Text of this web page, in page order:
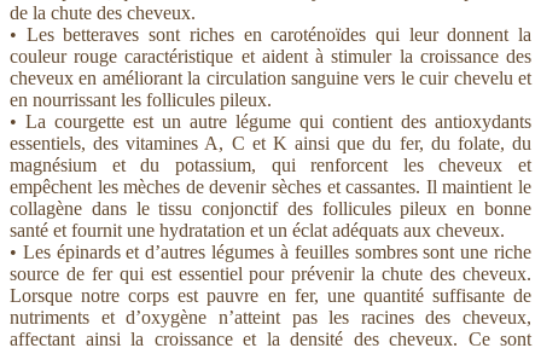
de la chute des cheveux.
• Les betteraves sont riches en caroténoïdes qui leur donnent la
couleur rouge caractéristique et aident à stimuler la croissance des
cheveux en améliorant la circulation sanguine vers le cuir chevelu et
en nourrissant les follicules pileux.
• La courgette est un autre légume qui contient des antioxydants
essentiels, des vitamines A, C et K ainsi que du fer, du folate, du
magnésium et du potassium, qui renforcent les cheveux et
empêchent les mèches de devenir sèches et cassantes. Il maintient le
collagène dans le tissu conjonctif des follicules pileux en bonne
santé et fournit une hydratation et un éclat adéquats aux cheveux.
• Les épinards et d’autres légumes à feuilles sombres sont une riche
source de fer qui est essentiel pour prévenir la chute des cheveux.
Lorsque notre corps est pauvre en fer, une quantité suffisante de
nutriments et d’oxygène n’atteint pas les racines des cheveux,
affectant ainsi la croissance et la densité des cheveux. Ce sont